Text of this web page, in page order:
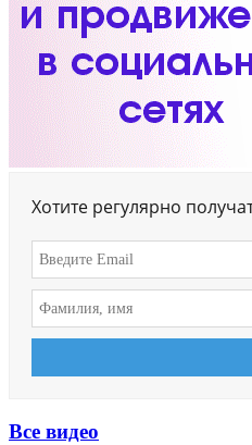
Хотите регулярно
Все видео